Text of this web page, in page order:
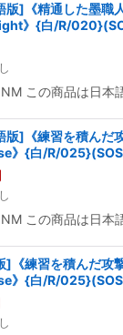
版]《精通した墨職
》{白/R/
この商品は日本
版]《練習を積んだ
》{白/R/
この商品は日本
]《練習を積んだ攻
》{白/R/